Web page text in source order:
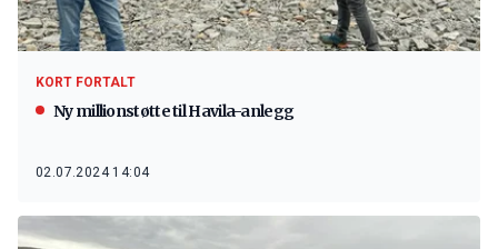
KORT FORTALT
Ny millionstøtte til Havila-anlegg
02.07.2024 14:04